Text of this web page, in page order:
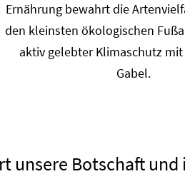
Ernährung bewahrt die
den kleinsten ökologischen
aktiv gelebter Klimaschutz mit
Gabel.
unsere Botschaft